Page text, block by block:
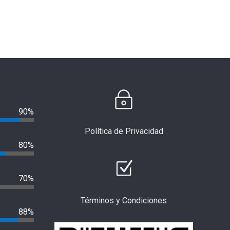
¿Qué pasó con el Multicampus de
Suba? Concejal denunció
hurto por el
90%
80%
70%
88%
Política de Privacidad
Términos y Condiciones